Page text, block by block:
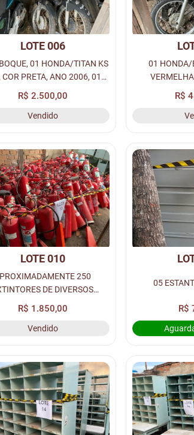
LOTE 006
01 HONDA/TITAN KS
COR PRETA, ANO 2006, 01
TITAN KS 150, ANO 2006,
COR PRETA (SUCATA).
R$ 2.500,00
Vendido
01 HONDA/
SUZUKI/EN
ANO 2011, 01
2010, COR
R$
LOTE 010
250
DE DIVERSOS
MODELOS.
R$ 1.850,00
Vendido
05
R$